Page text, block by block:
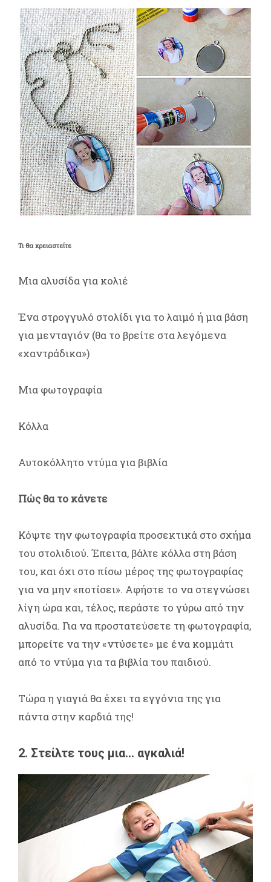
Τι θα χρειαστείτε
Μια αλυσίδα για κολιέ
Ένα στρογγυλό στολίδι για το λαιμό ή μια βάση
για μενταγιόν (θα το βρείτε στα λεγόμενα
«χαντράδικα»)
Μια φωτογραφία
Κόλλα
Αυτοκόλλητο ντύμα για βιβλία
Πώς θα το κάνετε
Κόψτε την φωτογραφία προσεκτικά στο σχήμα
του στολιδιού. Έπειτα, βάλτε κόλλα στη βάση
του, και όχι στο πίσω μέρος της φωτογραφίας
για να μην «ποτίσει». Αφήστε το να στεγνώσει
λίγη ώρα και, τέλος, περάστε το γύρω από την
αλυσίδα. Για να προστατεύσετε τη φωτογραφία,
μπορείτε να την «ντύσετε» με ένα κομμάτι
από το ντύμα για τα βιβλία του παιδιού.
Τώρα η γιαγιά θα έχει τα εγγόνια της για
πάντα στην καρδιά της!
2. Στείλτε τους μια... αγκαλιά!